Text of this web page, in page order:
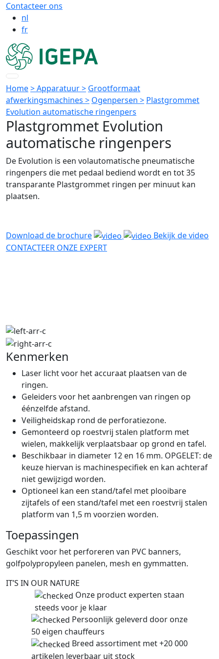
Contacteer ons
nl
fr
Home> Apparatuur > Grootformaat
afwerkingsmachines > Ogenpersen > Plastgrommet
Evolution automatische ringenpers
Plastgrommet Evolution
automatische ringenpers
De Evolution is een volautomatische pneumatische
ringenpers die met pedaal bediend wordt en tot 35
transparante Plastgrommet ringen per minuut kan
plaatsen.
Download de brochure
Bekijk de video
CONTACTEER ONZE EXPERT
Kenmerken
Laser licht voor het accuraat plaatsen van de
ringen.
Geleiders voor het aanbrengen van ringen op
éénzelfde afstand.
Veiligheidskap rond de perforatiezone.
Gemonteerd op roestvrij stalen platform met
wielen, makkelijk verplaatsbaar op grond en tafel.
Beschikbaar in diameter 12 en 16 mm. OPGELET: de
keuze hiervan is machinespecifiek en kan achteraf
niet gewijzigd worden.
Optioneel kan een stand/tafel met plooibare
zijtafels of een stand/tafel met een roestvrij stalen
platform van 1,5 m voorzien worden.
Toepassingen
Geschikt voor het perforeren van PVC banners,
golfpolypropyleen panelen, mesh en gymmatten.
IT’S IN OUR NATURE
Onze product experten staan
steeds voor je klaar
Persoonlijk geleverd door onze
50 eigen chauffeurs
Breed assortiment met +20 000
artikelen leverbaar uit stock